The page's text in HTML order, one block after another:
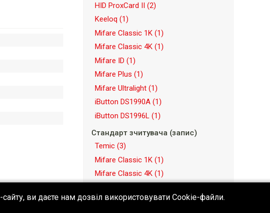
HID ProxCard II (2)
Keeloq (1)
Mifare Classic 1K (1)
Mifare Classic 4K (1)
Mifare ID (1)
Mifare Plus (1)
Mifare Ultralight (1)
iButton DS1990A (1)
iButton DS1996L (1)
Стандарт зчитувача (запис)
Temic (3)
Mifare Classic 1K (1)
Mifare Classic 4K (1)
Mifare Ultralight(1)
ви даєте нам дозвіл використовувати Cookie-файли.